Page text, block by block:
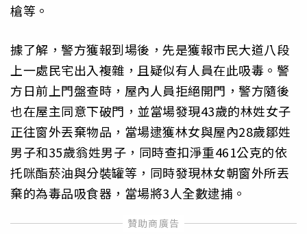
槍等。
據了解，警方獲報到場後，先是獲報市民大道八段
上一處民宅出入複雜，且疑似有人員在此吸毒。警
方日前上門盤查時，屋內人員拒絕開門，警方隨後
也在屋主同意下破門，並當場發現43歲的林姓女子
正往窗外丟棄物品，當場逮獲林女與屋內28歲鄒姓
男子和35歲翁姓男子，同時查扣淨重461公克的依
托咪酯菸油與分裝罐等，同時發現林女朝窗外所丟
棄的為毒品吸食器，當場將3人全數逮捕。